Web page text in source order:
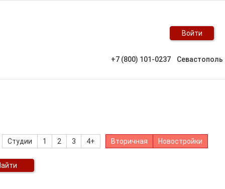
Войти
+7 (800) 101-0237 Севастополь
Студии 1 2 3 4+ Вторичная Новостройки